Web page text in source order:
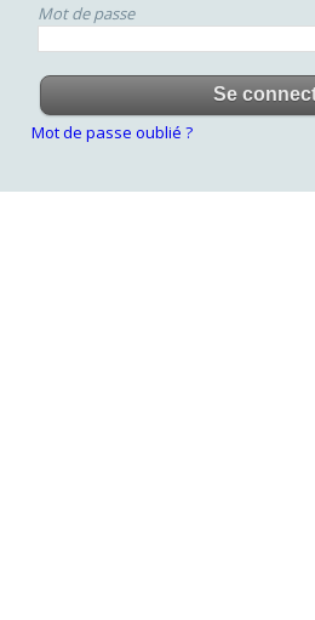
Mot de passe
Mot de passe oublié ?